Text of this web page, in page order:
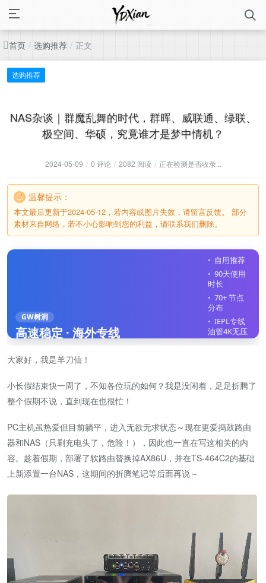
首页 / 选购推荐 / 正文
选购推荐
NAS杂谈｜群魔乱舞的时代，群晖、威联通、绿联、
极空间、华硕，究竟谁才是梦中情机？
2024-05-09 / 0 评论 / 2082 阅读 / 正在检测是否收录...
温馨提示：
本文最后更新于2024-05-12，若内容或图片失效，请留言反馈。 部分
素材来自网络，若不小心影响到您的利益，请联系我们删除。
GW树洞
高速稳定 · 海外专线
自用推荐
90天使用
时长
70+ 节点
分布
IEPL专线
油管4K无压
力
线设备
大家好，我是羊刀仙！
小长假结束快一周了，不知各位玩的如何？我是没闲着，足足折腾了
整个假期不说，直到现在也很忙！
PC主机虽热爱但目前躺平，进入无欲无求状态～现在更爱捣鼓路由
器和NAS（只剩充电头了，危险！），因此也一直在写这相关的内
容。趁着假期，部署了软路由替换掉AX86U，并在TS-464C2的基础
上新添置一台NAS，这期间的折腾笔记等后面再说～